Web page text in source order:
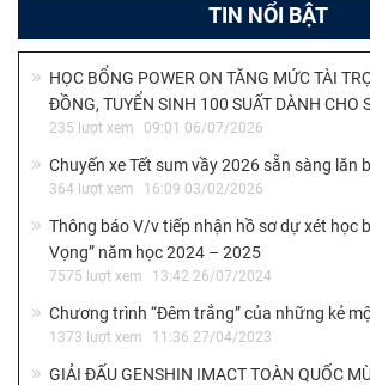
TIN NỔI BẬT
HỌC BỔNG POWER ON TĂNG MỨC TÀI
ĐỒNG, TUYỂN SINH 100 SUẤT DÀNH CHO
235 lượt xem 09:01 06/07/2026
Chuyến xe Tết sum vầy 2026 sẵn sàng lăn
364 lượt xem 16:09 03/02/2026
Thông báo V/v tiếp nhận hồ sơ dự xét học
Vọng” năm học 2024 – 2025
7575 lượt xem 13:42 26/07/2024
Chương trình “Đêm trắng” của những kẻ
1373 lượt xem 11:36 27/04/2023
GIẢI ĐẤU GENSHIN IMACT TOÀN QUỐC